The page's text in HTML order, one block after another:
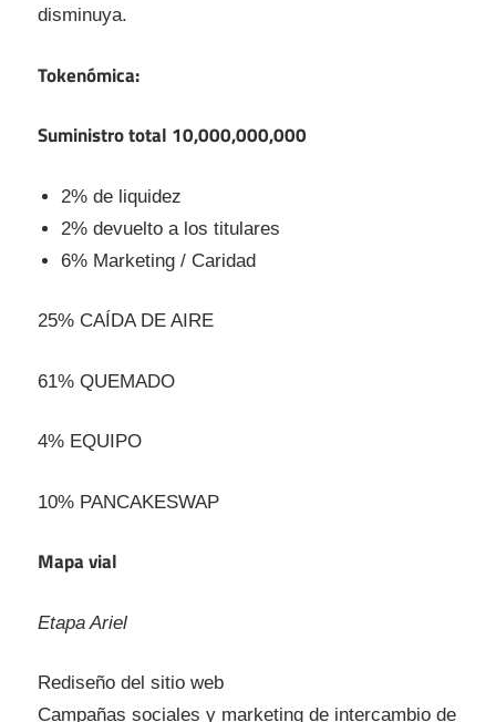
disminuya.
Tokenómica:
Suministro total 10,000,000,000
2% de liquidez
2% devuelto a los titulares
6% Marketing / Caridad
25% CAÍDA DE AIRE
61% QUEMADO
4% EQUIPO
10% PANCAKESWAP
Mapa vial
Etapa Ariel
Rediseño del sitio web
Campañas sociales y marketing de intercambio de